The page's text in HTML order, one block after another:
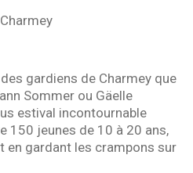
gardiens de Charmey que
Sommer ou Gäelle
estival incontournable
150 jeunes de 10 à 20 ans,
en gardant les crampons sur